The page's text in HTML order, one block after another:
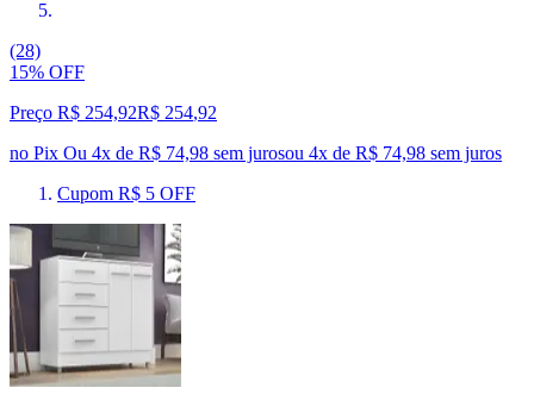
(28)
15% OFF
Preço R$ 254,92R$ 254,92
no Pix Ou 4x de R$ 74,98 sem jurosou 4x de R$ 74,98 sem juros
Cupom R$ 5 OFF